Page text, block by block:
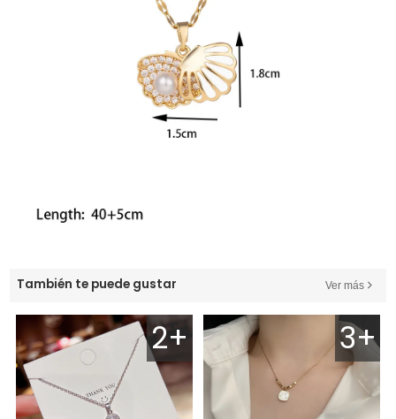
También te puede gustar Ver más
2+ 3+